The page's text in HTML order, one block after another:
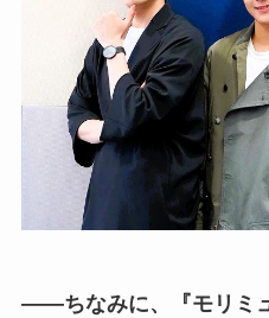
――ちなみに、『モリミ